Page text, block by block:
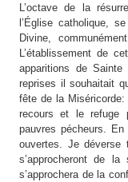
L’octave de la
l’Église catholique,
Divine,
L’établissement de
apparitions de
reprises il souhaitait
fête de la
recours et le refuge
pauvres pécheurs.
ouvertes. Je
s’approcheront de
s’approchera de la